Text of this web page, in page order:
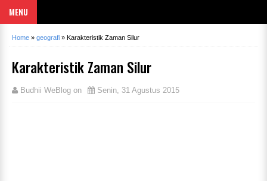
MENU
Home » geografi » Karakteristik Zaman Silur
Karakteristik Zaman Silur
Budhii WeBlog on Senin, 31 Agustus 2015